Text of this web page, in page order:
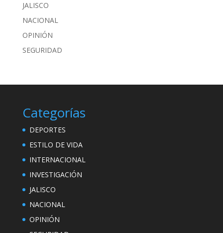
JALISCO
NACIONAL
OPINIÓN
SEGURIDAD
Categorías
DEPORTES
ESTILO DE VIDA
INTERNACIONAL
INVESTIGACIÓN
JALISCO
NACIONAL
OPINIÓN